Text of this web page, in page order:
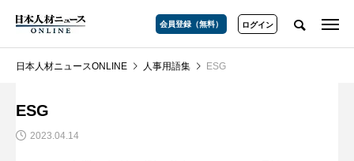
会員登録（無料） ログイン
日本人材ニュースONLINE 人事用語集 ESG
ESG
2023.04.14